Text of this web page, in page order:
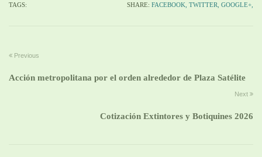
TAGS: SHARE: FACEBOOK, TWITTER, GOOGLE+,
Previous
Acción metropolitana por el orden alrededor de Plaza Satélite
Next
Cotización Extintores y Botiquines 2026